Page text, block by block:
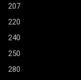
207
220
240
250
280